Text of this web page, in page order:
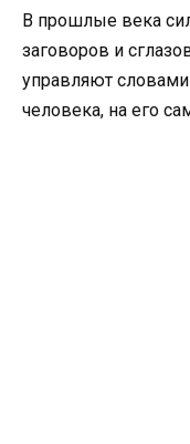
В прошлые века
заговоров и
управляют
человека, на его